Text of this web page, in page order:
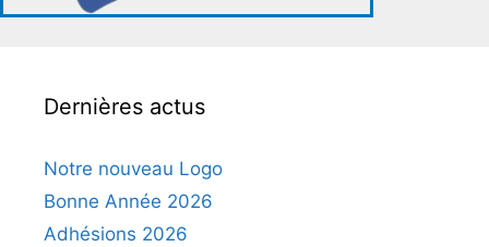
Dernières actus
Notre nouveau Logo
Bonne Année 2026
Adhésions 2026